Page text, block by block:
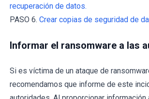
recuperación de datos.
PASO 6. Crear copias de seguridad de
Informar el ransomware a las
Si es víctima de un ataque de
recomendamos que informe de este